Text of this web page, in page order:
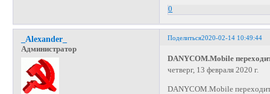
0
Поделиться2020-02-14 10:49:44
_Alexander_
Администратор
DANYCOM.Mobile
четверг, 13 февраля 2020 г.
DANYCOM.Mobile